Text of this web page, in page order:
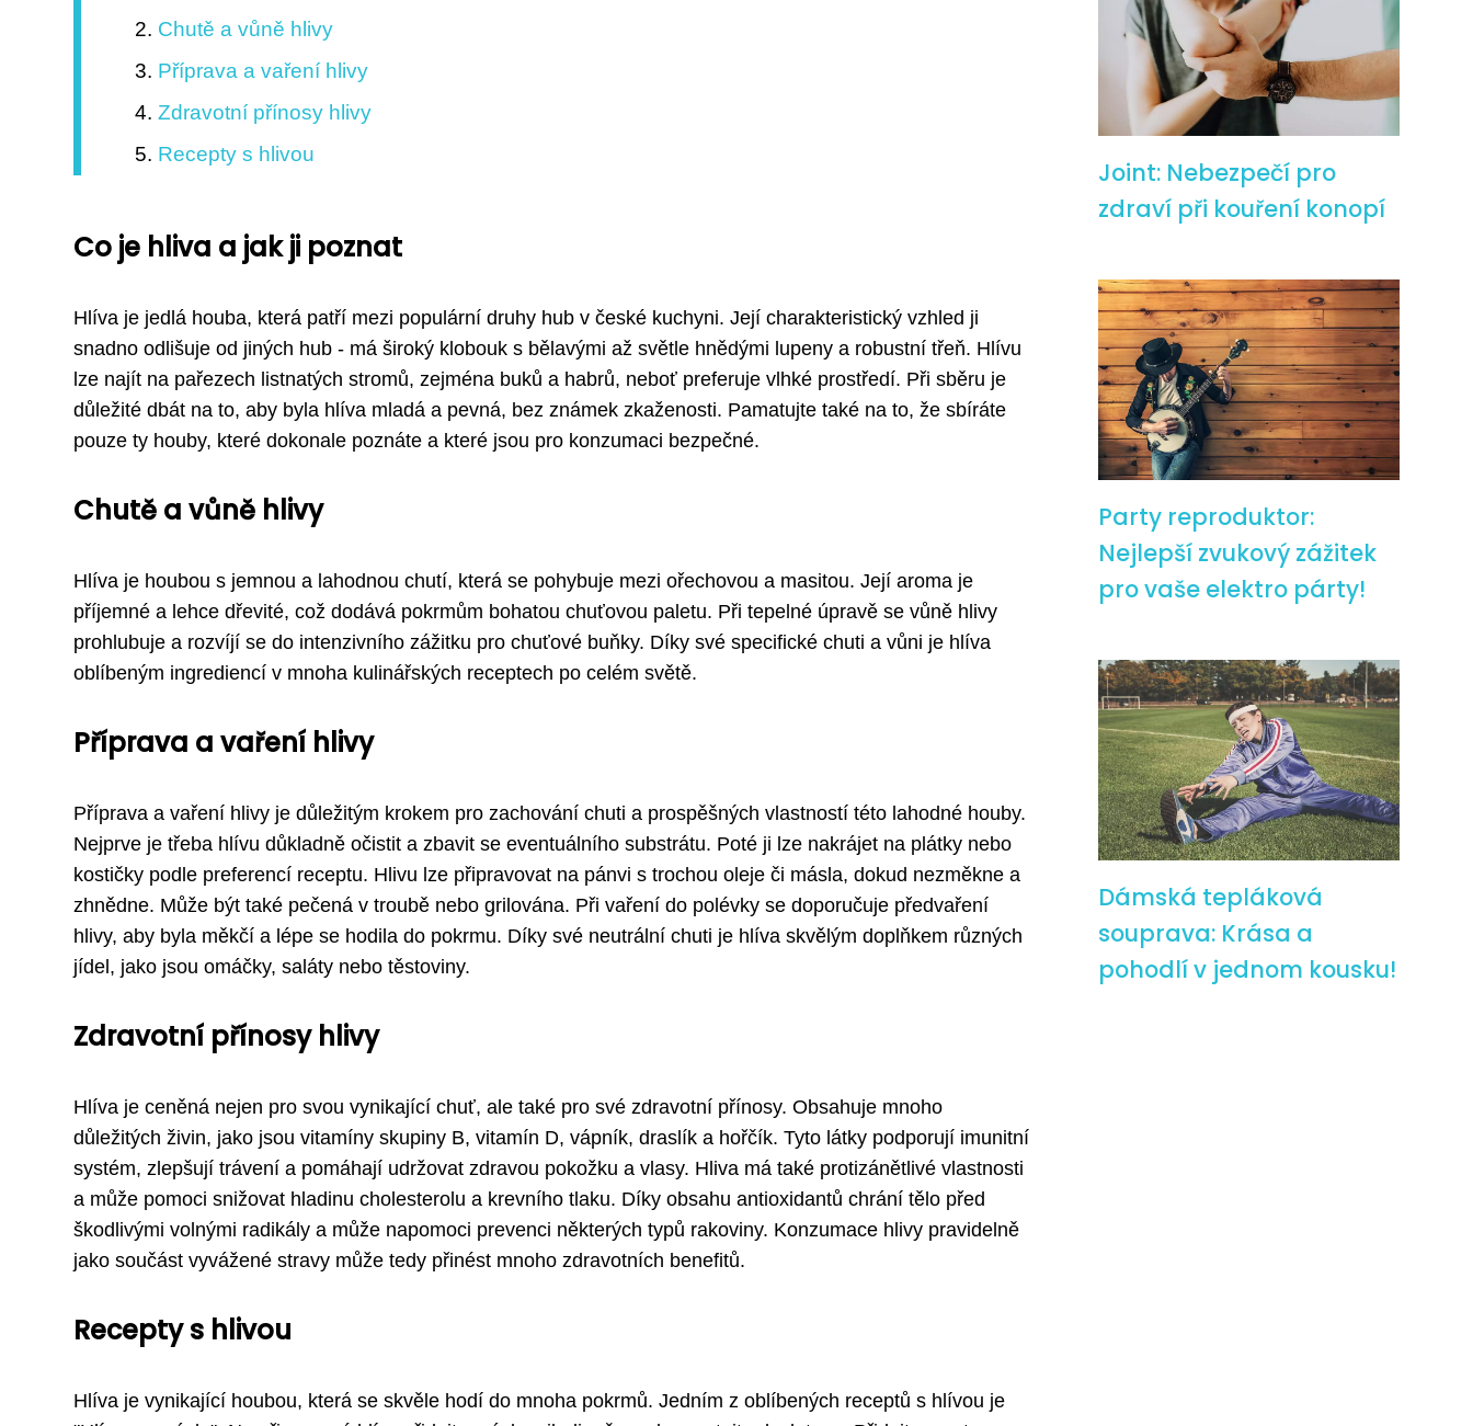
Chutě a vůně hlivy
Příprava a vaření hlivy
Zdravotní přínosy hlivy
Recepty s hlivou
Co je hliva a jak ji poznat
Hlíva je jedlá houba, která patří mezi populární druhy hub v české kuchyni. Její charakteristický vzhled ji
snadno odlišuje od jiných hub - má široký klobouk s bělavými až světle hnědými lupeny a robustní třeň. Hlívu
lze najít na pařezech listnatých stromů, zejména buků a habrů, neboť preferuje vlhké prostředí. Při sběru je
důležité dbát na to, aby byla hlíva mladá a pevná, bez známek zkaženosti. Pamatujte také na to, že sbíráte
pouze ty houby, které dokonale poznáte a které jsou pro konzumaci bezpečné.
Chutě a vůně hlivy
Hlíva je houbou s jemnou a lahodnou chutí, která se pohybuje mezi ořechovou a masitou. Její aroma je
příjemné a lehce dřevité, což dodává pokrmům bohatou chuťovou paletu. Při tepelné úpravě se vůně hlivy
prohlubuje a rozvíjí se do intenzivního zážitku pro chuťové buňky. Díky své specifické chuti a vůni je hlíva
oblíbeným ingrediencí v mnoha kulinářských receptech po celém světě.
Příprava a vaření hlivy
Příprava a vaření hlivy je důležitým krokem pro zachování chuti a prospěšných vlastností této lahodné houby.
Nejprve je třeba hlívu důkladně očistit a zbavit se eventuálního substrátu. Poté ji lze nakrájet na plátky nebo
kostičky podle preferencí receptu. Hlivu lze připravovat na pánvi s trochou oleje či másla, dokud nezměkne a
zhnědne. Může být také pečená v troubě nebo grilována. Při vaření do polévky se doporučuje předvaření
hlivy, aby byla měkčí a lépe se hodila do pokrmu. Díky své neutrální chuti je hlíva skvělým doplňkem různých
jídel, jako jsou omáčky, saláty nebo těstoviny.
Zdravotní přínosy hlivy
Hlíva je ceněná nejen pro svou vynikající chuť, ale také pro své zdravotní přínosy. Obsahuje mnoho
důležitých živin, jako jsou vitamíny skupiny B, vitamín D, vápník, draslík a hořčík. Tyto látky podporují imunitní
systém, zlepšují trávení a pomáhají udržovat zdravou pokožku a vlasy. Hliva má také protizánětlivé vlastnosti
a může pomoci snižovat hladinu cholesterolu a krevního tlaku. Díky obsahu antioxidantů chrání tělo před
škodlivými volnými radikály a může napomoci prevenci některých typů rakoviny. Konzumace hlivy pravidelně
jako součást vyvážené stravy může tedy přinést mnoho zdravotních benefitů.
Recepty s hlivou
Hlíva je vynikající houbou, která se skvěle hodí do mnoha pokrmů. Jedním z oblíbených receptů s hlívou je
Joint: Nebezpečí pro
zdraví při kouření konopí
Party reproduktor:
Nejlepší zvukový zážitek
pro vaše elektro párty!
Dámská tepláková
souprava: Krása a
pohodlí v jednom kousku!